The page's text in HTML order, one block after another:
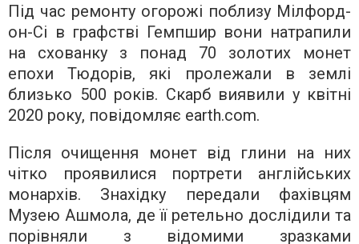
Під час ремонту огорожі поблизу Мілфорд-
он-Сі в графстві Гемпшир вони натрапили
на схованку з понад 70 золотих монет
епохи Тюдорів, які пролежали в землі
близько 500 років. Скарб виявили у квітні
2020 року, повідомляє earth.com.
Після очищення монет від глини на них
чітко проявилися портрети англійських
монархів. Знахідку передали фахівцям
Музею Ашмола, де її ретельно дослідили та
порівняли з відомими зразками